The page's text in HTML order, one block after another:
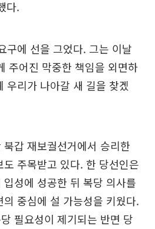
다.
구에 선을 그었다. 그는 이날
주어진 막중한 책임을 외면하
우리가 나아갈 새 길을 찾겠
갑 재보궐선거에서 승리한
주목받고 있다. 한 당선인은
성에 성공한 뒤 복당 의사를
중심에 설 가능성을 키웠다.
필요성이 제기되는 반면 당